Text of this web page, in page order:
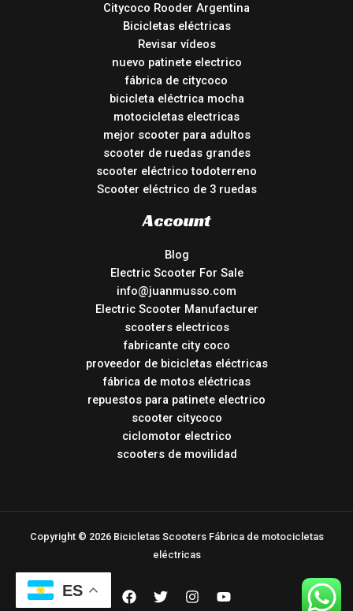
Citycoco Rooder Argentina
Bicicletas eléctricas
Revisar vídeos
nuevo patinete electrico
fábrica de citycoco
bicicleta eléctrica mocha
motocicletas electricas
mejor scooter para adultos
scooter de ruedas grandes
scooter eléctrico todoterreno
Scooter eléctrico de 3 ruedas
Account
Blog
Electric Scooter For Sale
info@juanmusso.com
Electric Scooter Manufacturer
scooters electricos
fabricante city coco
proveedor de bicicletas eléctricas
fábrica de motos eléctricas
repuestos para patinete electrico
scooter citycoco
ciclomotor electrico
scooters de movilidad
Copyright © 2026 Bicicletas Scooters Fábrica de motocicletas
eléctricas
ES